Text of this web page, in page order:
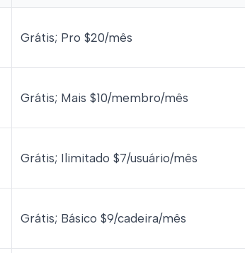
Grátis; Pro $20/mês
Grátis; Mais $10/membro/mês
Grátis; Ilimitado $7/usuário/mês
Grátis; Básico $9/cadeira/mês